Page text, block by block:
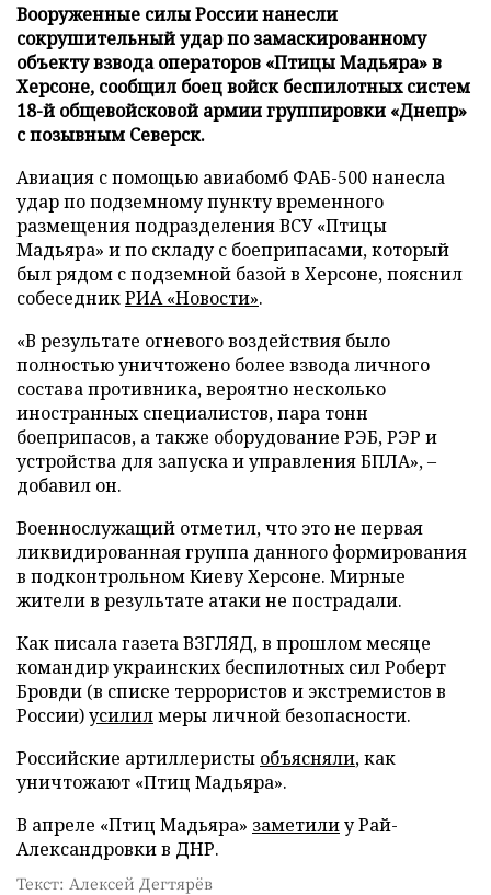
Вооруженные силы России нанесли
сокрушительный удар по замаскированному
объекту взвода операторов «Птицы Мадьяра» в
Херсоне, сообщил боец войск беспилотных систем
18-й общевойсковой армии группировки «Днепр»
с позывным Северск.
Авиация с помощью авиабомб ФАБ-500 нанесла
удар по подземному пункту временного
размещения подразделения ВСУ «Птицы
Мадьяра» и по складу с боеприпасами, который
был рядом с подземной базой в Херсоне, пояснил
собеседникРИА «Новости».
«В результате огневого воздействия было
полностью уничтожено более взвода личного
состава противника, вероятно несколько
иностранных специалистов, пара тонн
боеприпасов, а также оборудование РЭБ, РЭР и
устройства для запуска и управления БПЛА», –
добавил он.
Военнослужащий отметил, что это не первая
ликвидированная группа данного формирования
в подконтрольном Киеву Херсоне. Мирные
жители в результате атаки не пострадали.
Как писала газета ВЗГЛЯД, в прошлом месяце
командир украинских беспилотных сил Роберт
Бровди (в списке террористов и экстремистов в
России)усилилмеры личной безопасности.
Российские артиллеристы объясняли, как
уничтожают «Птиц Мадьяра».
В апреле «Птиц Мадьяра» заметилиу Рай-
Александровки в ДНР.
Текст: Алексей Дегтярёв